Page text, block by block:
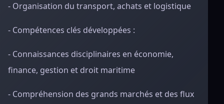
- Organisation du transport, achats et logistique
- Compétences clés développées :
- Connaissances disciplinaires en économie,
finance, gestion et droit maritime
- Compréhension des grands marchés et des flux